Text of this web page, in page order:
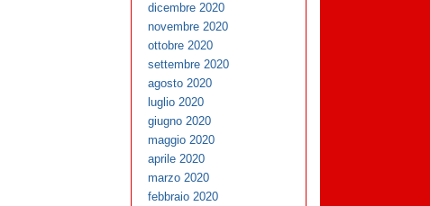
dicembre 2020
novembre 2020
ottobre 2020
settembre 2020
agosto 2020
luglio 2020
giugno 2020
maggio 2020
aprile 2020
marzo 2020
febbraio 2020